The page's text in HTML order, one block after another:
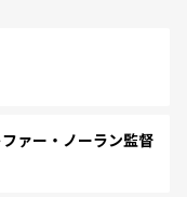
ァー・ノーラン監督